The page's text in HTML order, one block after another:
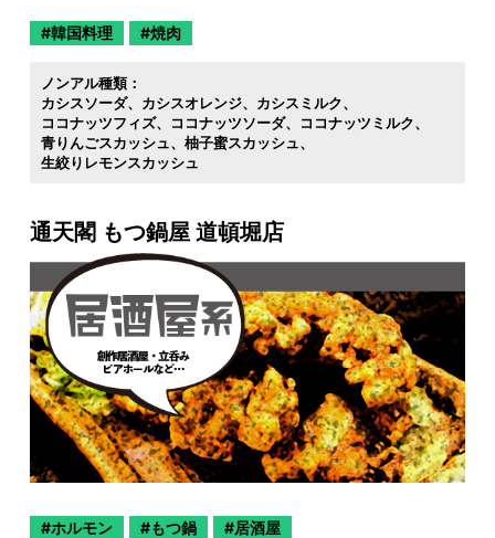
韓国料理 焼肉
ノンアル種類：
カシスソーダ
カシスオレンジ
カシスミルク
ココナッツフィズ
ココナッツソーダ
ココナッツミルク
青りんごスカッシュ
柚子蜜スカッシュ
生絞りレモンスカッシュ
通天閣 もつ鍋屋 道頓堀店
ホルモン もつ鍋 居酒屋